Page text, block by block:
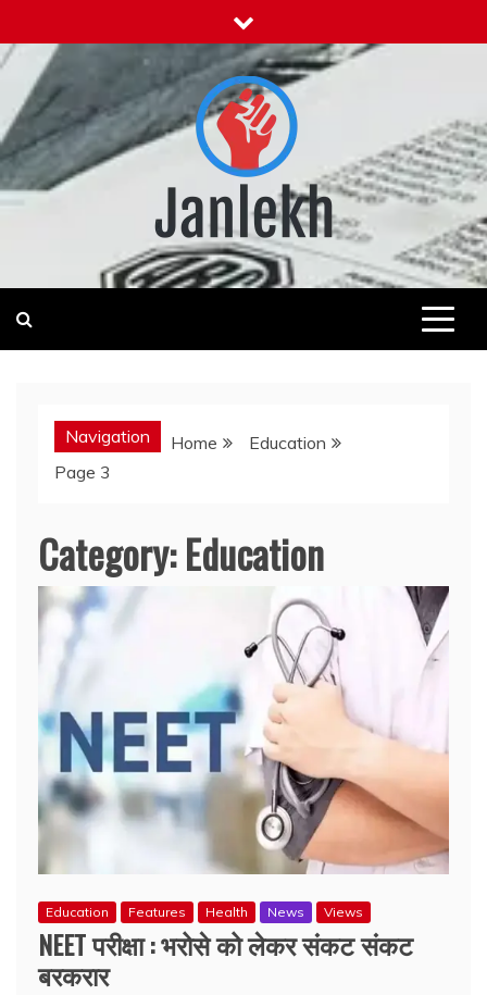
to
content
News for Public
Navigation Home
Education
Page 3
Category:Education
Education Features Health News Views
NEET परीक्षा : भरोसे को लेकर संकट संकट
बरकरार